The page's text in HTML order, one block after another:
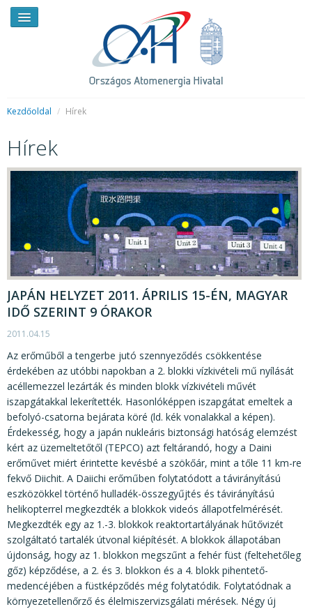
HÍREK
RENDKÍVÜLI HÍREK
SAJTÓSZOBA
HIRDETMÉNYEK
BEMUTATKOZÁS
FELADATOK
KÖZÉRDEKŰ ADATOK
JOGI SZABÁLYOZÁS, ÚTMUTATÓK
KIADVÁNYOK, JELENTÉSEK
NYOMTATVÁNYOK, SZOFTVEREK
E-ÜGYINTÉZÉS
Kezdőoldal / Hírek
Hírek
JAPÁN HELYZET 2011. ÁPRILIS 15-ÉN, MAGYAR
IDŐ SZERINT 9 ÓRAKOR
2011.04.15
Az erőműből a tengerbe jutó szennyeződés csökkentése
érdekében az utóbbi napokban a 2. blokki vízkivételi mű nyílását
acéllemezzel lezárták és minden blokk vízkivételi művét
iszapgátakkal lekerítették. Hasonlóképpen iszapgátat emeltek a
befolyó-csatorna bejárata köré (ld. kék vonalakkal a képen).
Érdekesség, hogy a japán nukleáris biztonsági hatóság elemzést
kért az üzemeltetőtől (TEPCO) azt feltárandó, hogy a Daini
erőművet miért érintette kevésbé a szökőár, mint a tőle 11 km-re
fekvő Diichit. A Daiichi erőműben folytatódott a távirányítású
eszközökkel történő hulladék-összegyűjtés és távirányítású
helikopterrel megkezdték a blokkok videós állapotfelmérését.
Megkezdték egy az 1.-3. blokkok reaktortartályának hűtővizét
szolgáltató tartalék útvonal kiépítését. A blokkok állapotában
újdonság, hogy az 1. blokkon megszűnt a fehér füst (feltehetőleg
gőz) képződése, a 2. és 3. blokkon és a 4. blokk pihentető-
medencéjében a füstképződés még folytatódik. Folytatódnak a
környezetellenőrző és élelmiszervizsgálati mérések. Négy új